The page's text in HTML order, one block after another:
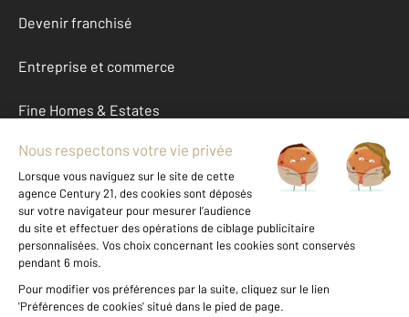
Devenir franchisé
Entreprise et commerce
Fine Homes & Estates
À propos
International
Nous contacter